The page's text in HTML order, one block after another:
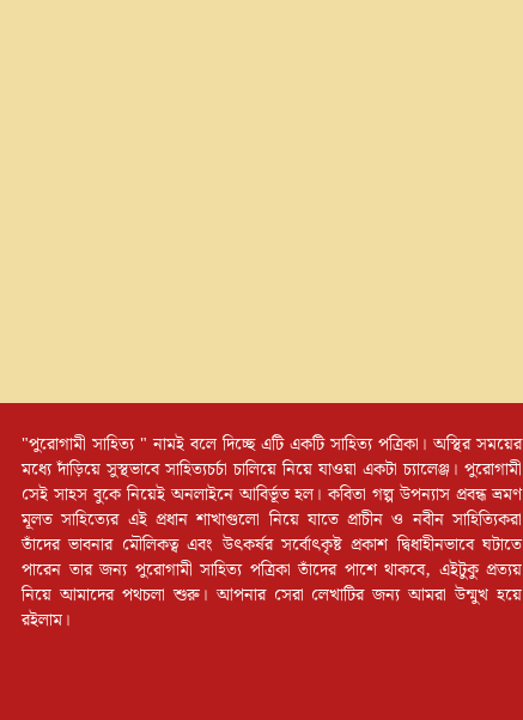
"পুরোগামী সাহিত্য " নামই বলে দিচ্ছে এটি একটি সাহিত্য পত্রিকা। অস্থির সময়ের
মধ্যে দাঁড়িয়ে সুস্থভাবে সাহিত্যচর্চা চালিয়ে নিয়ে যাওয়া একটা চ্যালেঞ্জ। পুরোগামী
সেই সাহস বুকে নিয়েই অনলাইনে আবির্ভূত হল। কবিতা গল্প উপন্যাস প্রবন্ধ ভ্রমণ
মূলত সাহিত্যের এই প্রধান শাখাগুলো নিয়ে যাতে প্রাচীন ও নবীন সাহিত্যিকরা
তাঁদের ভাবনার মৌলিকত্ব এবং উৎকর্ষর সর্বোৎকৃষ্ট প্রকাশ দ্বিধাহীনভাবে ঘটাতে
পারেন তার জন্য পুরোগামী সাহিত্য পত্রিকা তাঁদের পাশে থাকবে, এইটুকু প্রত্যয়
নিয়ে আমাদের পথচলা শুরু। আপনার সেরা লেখাটির জন্য আমরা উন্মুখ হয়ে
রইলাম।